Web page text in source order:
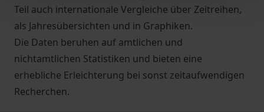
Teil auch internationale Vergleiche über Zeitreihen,
als Jahresübersichten und in Graphiken.
Die Daten beruhen auf amtlichen und
nichtamtlichen Statistiken und bieten eine
erhebliche Erleichterung bei sonst zeitaufwendigen
Recherchen.